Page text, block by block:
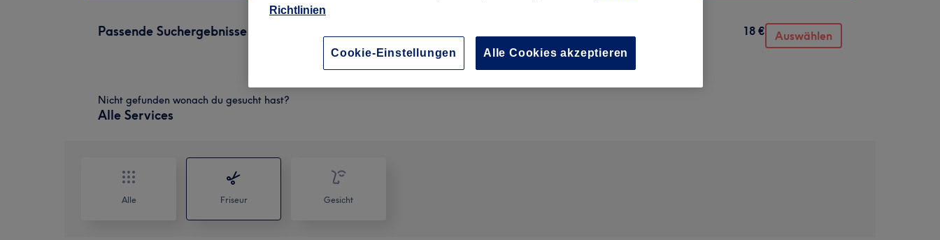
Passende Suchergebnisse
20 Min.Details anzeigen
18 € Auswählen
Nicht gefunden wonach du gesucht hast?
Alle Services
Alle Friseur Gesicht
Richtlinien
Cookie-Einstellungen Alle Cookies akzeptieren